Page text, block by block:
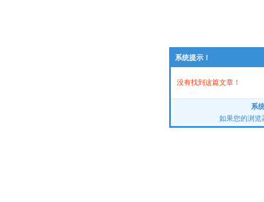
系统提示！
没有找到这篇文章！
系
如果您的浏览